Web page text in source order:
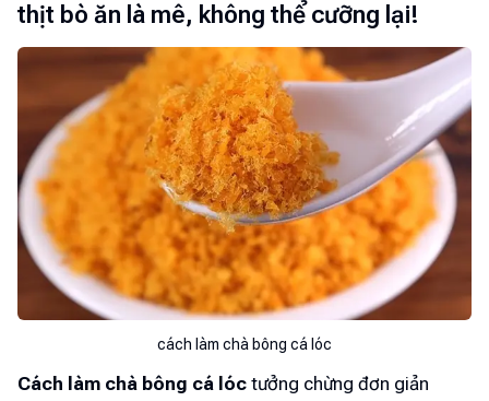
thịt bò ăn là mê, không thể cưỡng lại!
cách làm chà bông cá lóc
Cách làm chà bông cá lóc tưởng chừng đơn giản